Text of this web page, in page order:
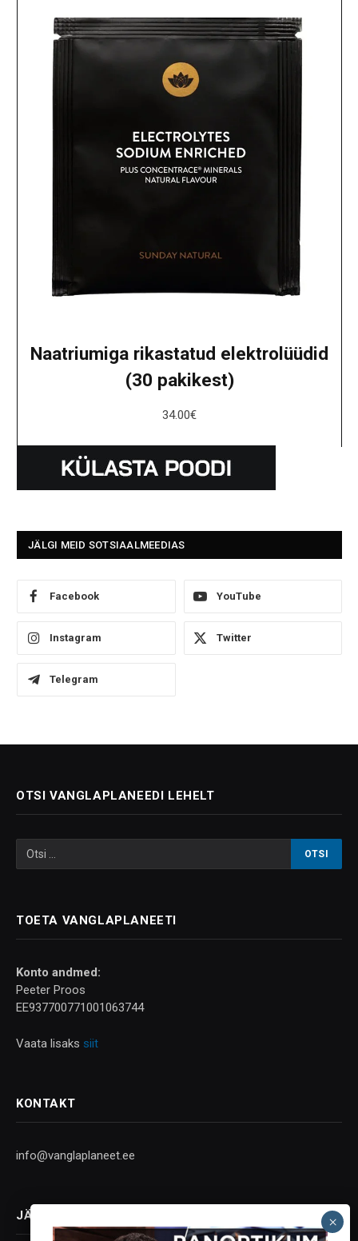
Naatriumiga rikastatud elektrolüüdid
(30 pakikest)
34.00€
JÄLGI MEID SOTSIAALMEEDIAS
Facebook YouTube
Instagram Twitter
Telegram
OTSI VANGLAPLANEEDI LEHELT
TOETA VANGLAPLANEETI
Konto andmed:
Peeter Proos
EE937700771001063744
Vaata lisaks siit
KONTAKT
info@vanglaplaneet.ee
JÄLGI SOTSIAALMEEDIAS